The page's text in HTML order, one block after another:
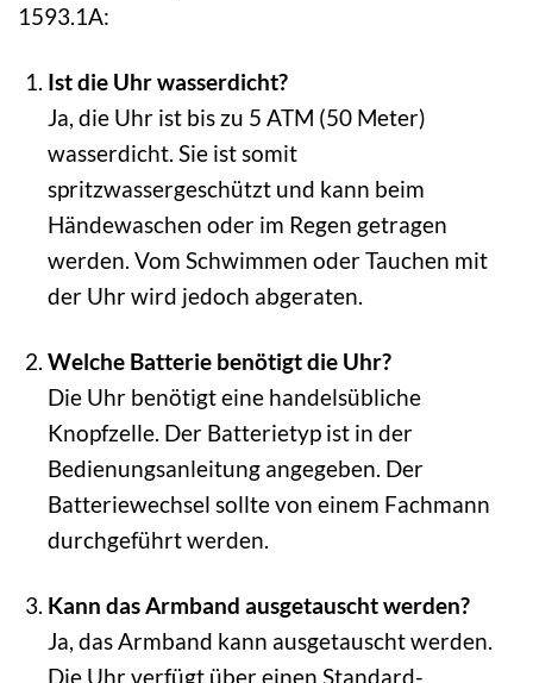
1593.1A:
Ist die Uhr wasserdicht?
Ja, die Uhr ist bis zu 5 ATM (50 Meter)
wasserdicht. Sie ist somit
spritzwassergeschützt und kann beim
Händewaschen oder im Regen getragen
werden. Vom Schwimmen oder Tauchen mit
der Uhr wird jedoch abgeraten.
Welche Batterie benötigt die Uhr?
Die Uhr benötigt eine handelsübliche
Knopfzelle. Der Batterietyp ist in der
Bedienungsanleitung angegeben. Der
Batteriewechsel sollte von einem Fachmann
durchgeführt werden.
Kann das Armband ausgetauscht werden?
Ja, das Armband kann ausgetauscht werden.
Die Uhr verfügt über einen Standard-